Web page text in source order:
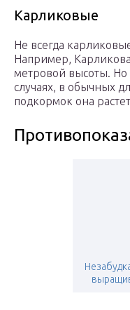
Карликовые
Не всегда
Например,
метровой высоты. Но
случаях, в обычных
подкормок она